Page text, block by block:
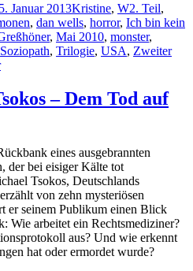
Januar 2013Kristine, W2. Teil,
, dan wells, horror, Ich bin kein
, Mai 2010, monster,
Soziopath, Trilogie, USA, Zweiter
zu
453:
Dan
Mr.
Monster
– Dem Tod auf
eines ausgebrannten
der bei eisiger Kälte tot
Tsokos, Deutschlands
von zehn mysteriösen
er seinem Publikum einen Blick
Wie arbeitet ein Rechtsmediziner?
aus? Und wie erkennt
hat oder ermordet wurde?